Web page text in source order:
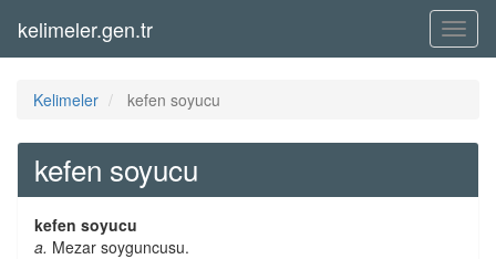
Menü
kelimeler.gen.tr
Kelimeler kefen soyucu
kefen soyucu
kefen soyucu
a. Mezar soyguncusu.